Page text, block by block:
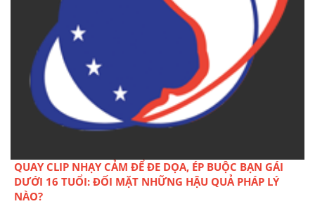
QUAY CLIP NHẠY CẢM ĐỂ ĐE DỌA, ÉP BUỘC BẠN GÁI
DƯỚI 16 TUỔI: ĐỐI MẶT NHỮNG HẬU QUẢ PHÁP LÝ
NÀO?